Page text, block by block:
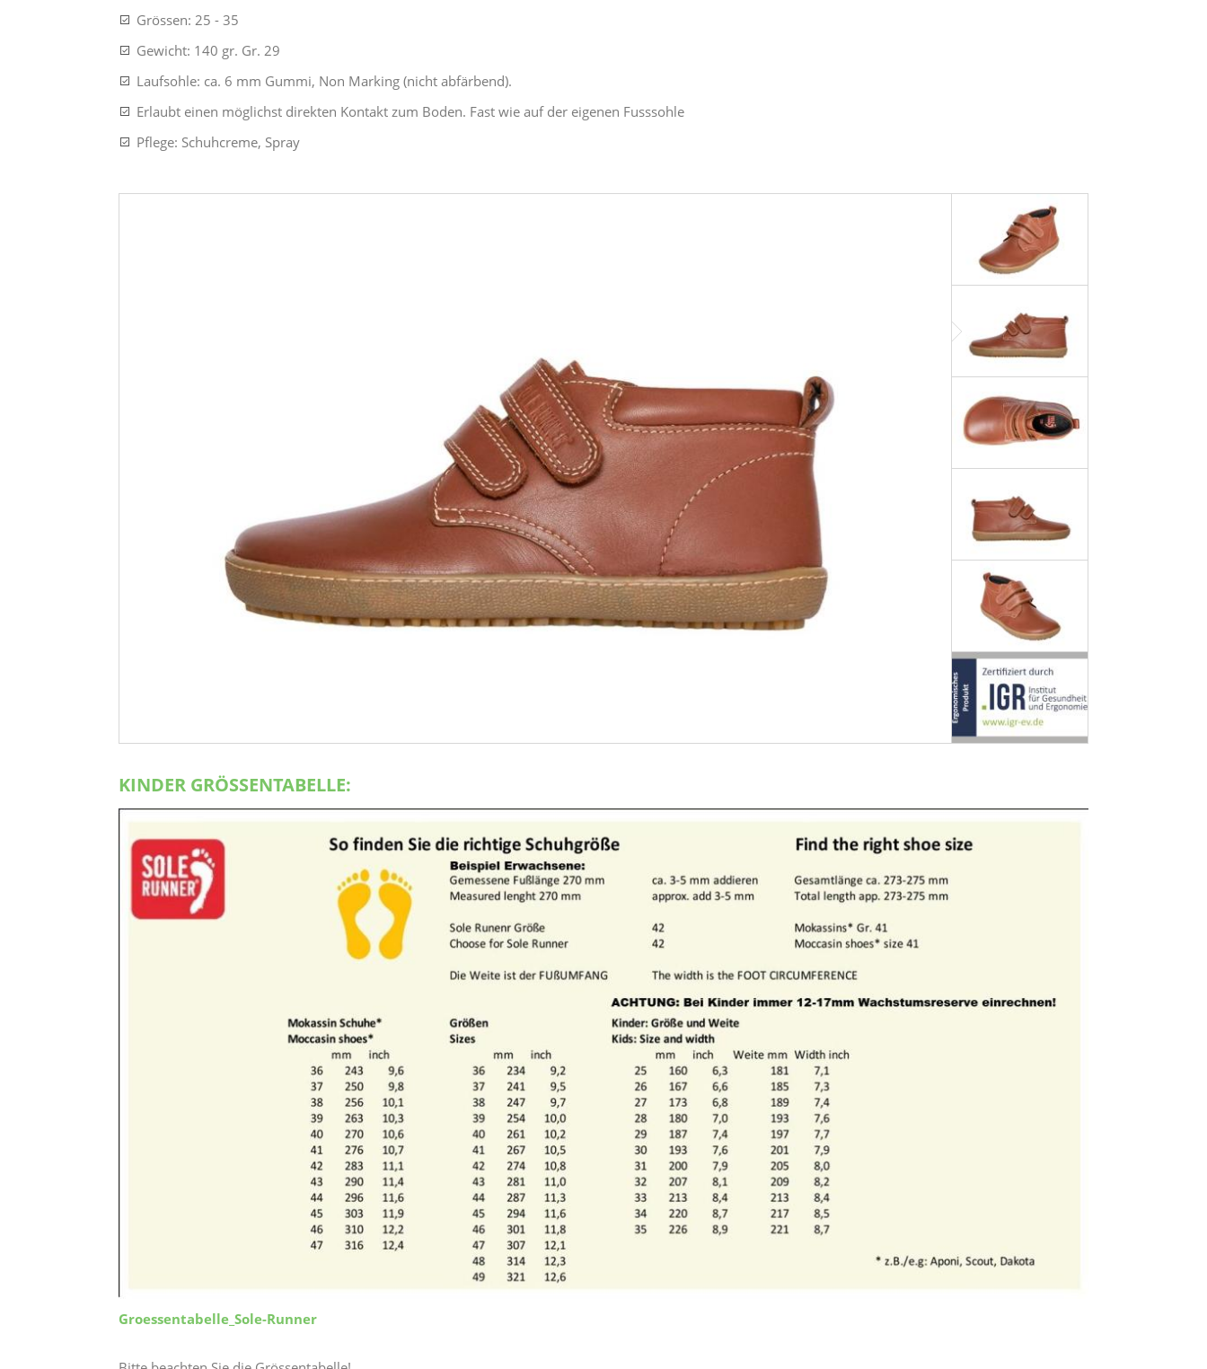
Grössen: 25 - 35
Gewicht: 140 gr. Gr. 29
Laufsohle: ca. 6 mm Gummi, Non Marking (nicht abfärbend).
Erlaubt einen möglichst direkten Kontakt zum Boden. Fast wie auf der eigenen Fusssohle
Pflege: Schuhcreme, Spray
KINDER GRÖSSENTABELLE:
Groessentabelle_Sole-Runner